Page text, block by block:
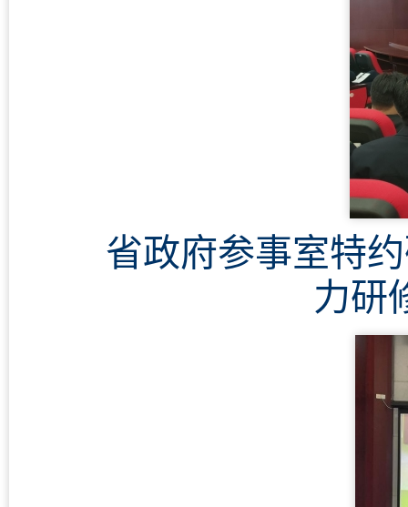
省政府参事室特
力研